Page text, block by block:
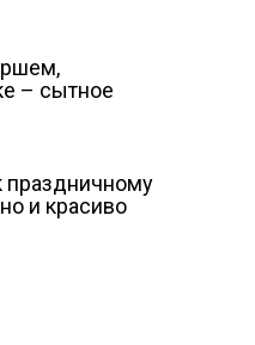
– сытное
праздничному
и красиво